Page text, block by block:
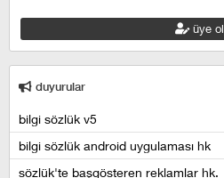
üye ol
duyurular
bilgi sözlük v5
bilgi sözlük android uygulaması hk
sözlük'te başgösteren reklamlar hk.